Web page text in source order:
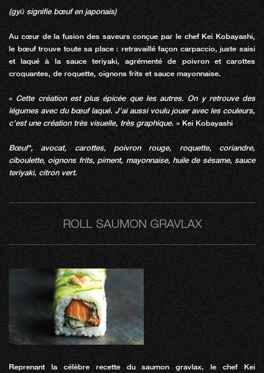
(gyū signifie bœuf en japonais)
Au cœur de la fusion des saveurs conçue par le chef Kei Kobayashi,
le bœuf trouve toute sa place : retravaillé façon carpaccio, juste saisi
et laqué à la sauce teriyaki, agrémenté de poivron et carottes
croquantes, de roquette, oignons frits et sauce mayonnaise.
«Cette création est plus épicée que les autres. On y retrouve des
légumes avec du bœuf laqué. J’ai aussi voulu jouer avec les couleurs,
c’est une création très visuelle, très graphique. » Kei Kobayashi
Bœuf*, avocat, carottes, poivron rouge, roquette, coriandre,
ciboulette, oignons frits, piment, mayonnaise, huile de sésame, sauce
teriyaki, citron vert.
ROLL SAUMON GRAVLAX
Reprenant la célèbre recette du saumon gravlax, le chef Kei